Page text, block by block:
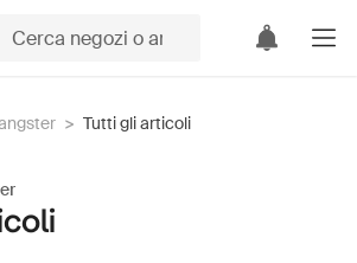
> Tutti gli articoli